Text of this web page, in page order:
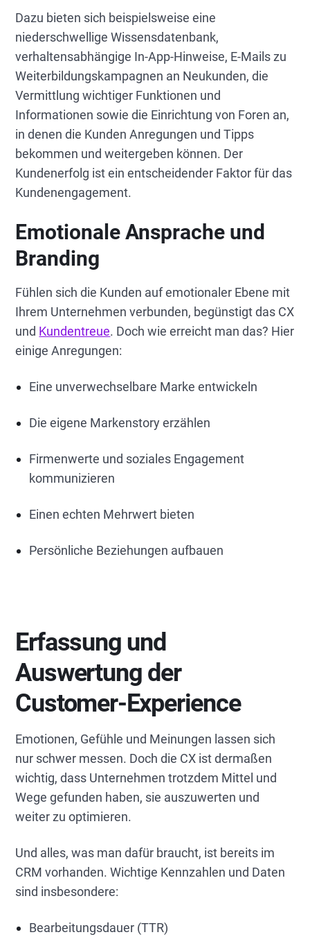
Dazu bieten sich beispielsweise eine
niederschwellige Wissensdatenbank,
verhaltensabhängige In-App-Hinweise, E-Mails zu
Weiterbildungskampagnen an Neukunden, die
Vermittlung wichtiger Funktionen und
Informationen sowie die Einrichtung von Foren an,
in denen die Kunden Anregungen und Tipps
bekommen und weitergeben können. Der
Kundenerfolg ist ein entscheidender Faktor für das
Kundenengagement.
Emotionale Ansprache und
Branding
Fühlen sich die Kunden auf emotionaler Ebene mit
Ihrem Unternehmen verbunden, begünstigt das CX
und Kundentreue. Doch wie erreicht man das? Hier
einige Anregungen:
Eine unverwechselbare Marke entwickeln
Die eigene Markenstory erzählen
Firmenwerte und soziales Engagement
kommunizieren
Einen echten Mehrwert bieten
Persönliche Beziehungen aufbauen
Erfassung und
Auswertung der
Customer-Experience
Emotionen, Gefühle und Meinungen lassen sich
nur schwer messen. Doch die CX ist dermaßen
wichtig, dass Unternehmen trotzdem Mittel und
Wege gefunden haben, sie auszuwerten und
weiter zu optimieren.
Und alles, was man dafür braucht, ist bereits im
CRM vorhanden. Wichtige Kennzahlen und Daten
sind insbesondere:
Bearbeitungsdauer (TTR)